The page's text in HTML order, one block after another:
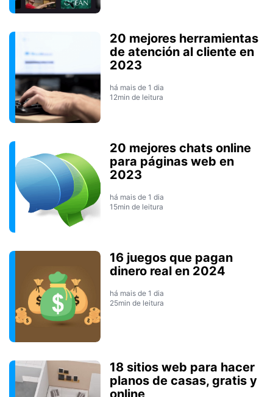
20 mejores herramientas
de atención al cliente en
2023
há mais de 1 dia
12min de leitura
20 mejores chats online
para páginas web en
2023
há mais de 1 dia
15min de leitura
16 juegos que pagan
dinero real en 2024
há mais de 1 dia
25min de leitura
18 sitios web para hacer
planos de casas, gratis y
online